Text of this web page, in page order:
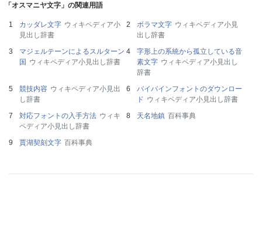
「オスマニヤ文字」の関連用語
カッダレ文字 ウィキペディア小
見出し辞書
ボラマ文字 ウィキペディア小見
出し辞書
マジェルテーンによるスルターン
国 ウィキペディア小見出し辞書
字形上の系統から孤立している音
素文字 ウィキペディア小見出し
辞書
競技内容 ウィキペディア小見出
し辞書
バイバインフォントのダウンロー
ド ウィキペディア小見出し辞書
対応フォントの入手方法 ウィキ
ペディア小見出し辞書
天名地鎮 百科事典
賈湖契刻文字 百科事典